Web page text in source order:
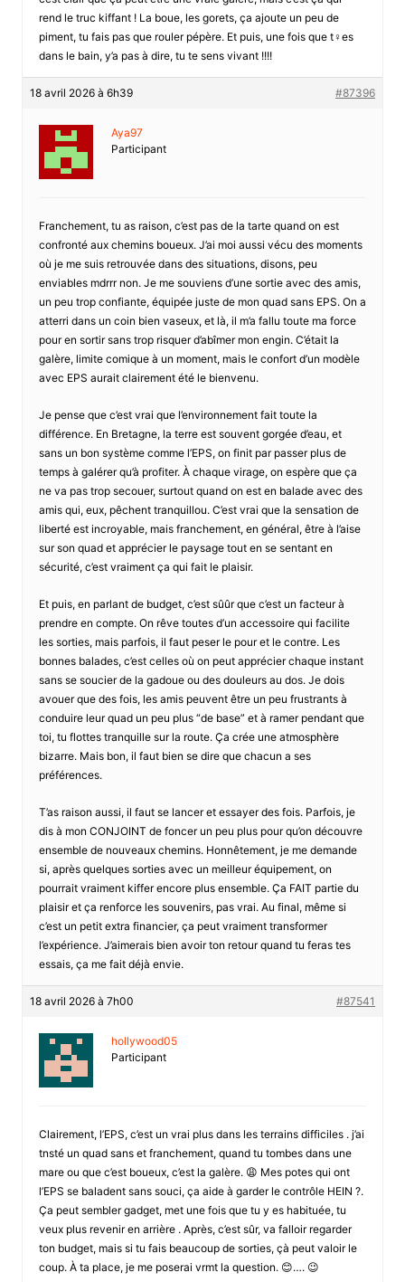
rend le truc kiffant ! La boue, les gorets, ça ajoute un peu de
piment, tu fais pas que rouler pépère. Et puis, une fois que t♀es
dans le bain, y’a pas à dire, tu te sens vivant !!!!
18 avril 2026 à 6h39 #87396
Aya97
Participant
Franchement, tu as raison, c’est pas de la tarte quand on est
confronté aux chemins boueux. J’ai moi aussi vécu des moments
où je me suis retrouvée dans des situations, disons, peu
enviables mdrrr non. Je me souviens d’une sortie avec des amis,
un peu trop confiante, équipée juste de mon quad sans EPS. On a
atterri dans un coin bien vaseux, et là, il m’a fallu toute ma force
pour en sortir sans trop risquer d’abîmer mon engin. C’était la
galère, limite comique à un moment, mais le confort d’un modèle
avec EPS aurait clairement été le bienvenu.
Je pense que c’est vrai que l’environnement fait toute la
différence. En Bretagne, la terre est souvent gorgée d’eau, et
sans un bon système comme l’EPS, on finit par passer plus de
temps à galérer qu’à profiter. À chaque virage, on espère que ça
ne va pas trop secouer, surtout quand on est en balade avec des
amis qui, eux, pêchent tranquillou. C’est vrai que la sensation de
liberté est incroyable, mais franchement, en général, être à l’aise
sur son quad et apprécier le paysage tout en se sentant en
sécurité, c’est vraiment ça qui fait le plaisir.
Et puis, en parlant de budget, c’est sûûr que c’est un facteur à
prendre en compte. On rêve toutes d’un accessoire qui facilite
les sorties, mais parfois, il faut peser le pour et le contre. Les
bonnes balades, c’est celles où on peut apprécier chaque instant
sans se soucier de la gadoue ou des douleurs au dos. Je dois
avouer que des fois, les amis peuvent être un peu frustrants à
conduire leur quad un peu plus “de base” et à ramer pendant que
toi, tu flottes tranquille sur la route. Ça crée une atmosphère
bizarre. Mais bon, il faut bien se dire que chacun a ses
préférences.
T’as raison aussi, il faut se lancer et essayer des fois. Parfois, je
dis à mon CONJOINT de foncer un peu plus pour qu’on découvre
ensemble de nouveaux chemins. Honnêtement, je me demande
si, après quelques sorties avec un meilleur équipement, on
pourrait vraiment kiffer encore plus ensemble. Ça FAIT partie du
plaisir et ça renforce les souvenirs, pas vrai. Au final, même si
c’est un petit extra financier, ça peut vraiment transformer
l’expérience. J’aimerais bien avoir ton retour quand tu feras tes
essais, ça me fait déjà envie.
18 avril 2026 à 7h00 #87541
hollywood05
Participant
Clairement, l’EPS, c’est un vrai plus dans les terrains difficiles . j’ai
tnsté un quad sans et franchement, quand tu tombes dans une
mare ou que c’est boueux, c’est la galère. 😩 Mes potes qui ont
l’EPS se baladent sans souci, ça aide à garder le contrôle HEIN ?.
Ça peut sembler gadget, met une fois que tu y es habituée, tu
veux plus revenir en arrière . Après, c’est sûr, va falloir regarder
ton budget, mais si tu fais beaucoup de sorties, çà peut valoir le
coup. À ta place, je me poserai vrmt la question. 😊…. 😉